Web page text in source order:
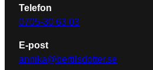
Telefon
0705-30 63 03
E-post
annika@bertilsdotter.se
Genom att dela
med dig av dina
intressen och
du surfar ökar
du chansen att